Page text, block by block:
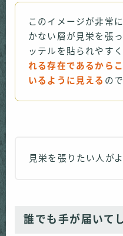
このイメージが非常
かない層が見栄を張
ッテルを貼られやすく
れる存在であるから
いるように見える の
見栄を張りたい人が
誰でも手が届いて